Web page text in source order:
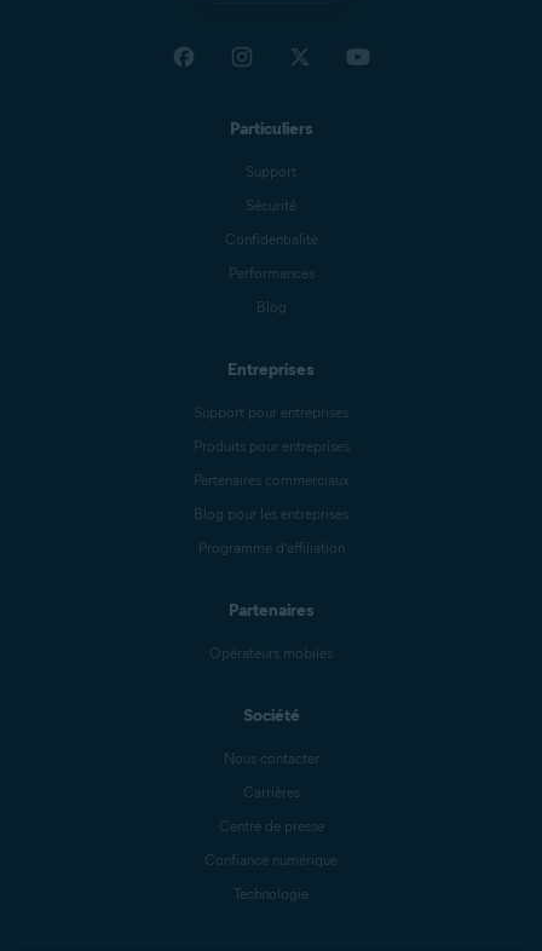
Particuliers
Support
Sécurité
Confidentialité
Performances
Blog
Entreprises
Support pour entreprises
Produits pour entreprises
Partenaires commerciaux
Blog pour les entreprises
Programme d’affiliation
Partenaires
Opérateurs mobiles
Société
Nous contacter
Carrières
Centre de presse
Confiance numérique
Technologie